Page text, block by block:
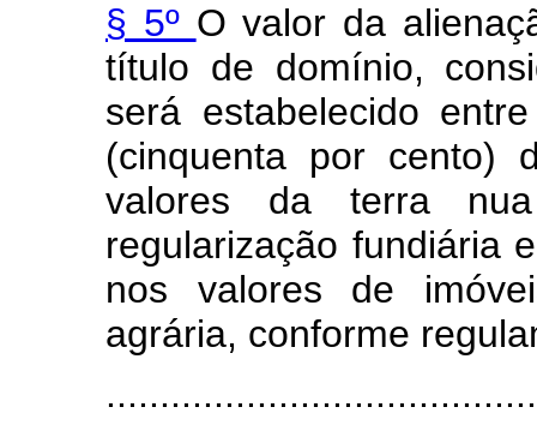
§ 5º O valor da
título de domínio,
será estabelecido
(cinquenta por cento)
valores da terra
regularização fundiária
nos valores de
agrária, conforme